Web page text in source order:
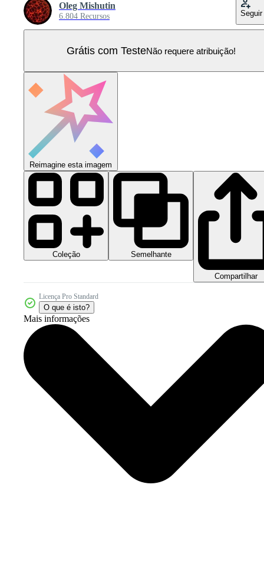
Oleg Mishutin
6.804 Recursos Seguir
Grátis com TesteNão requere atribuição!
Reimagine esta imagem
Coleção Semelhante
Compartilhar
Licença Pro Standard
O que é isto?
Mais informações